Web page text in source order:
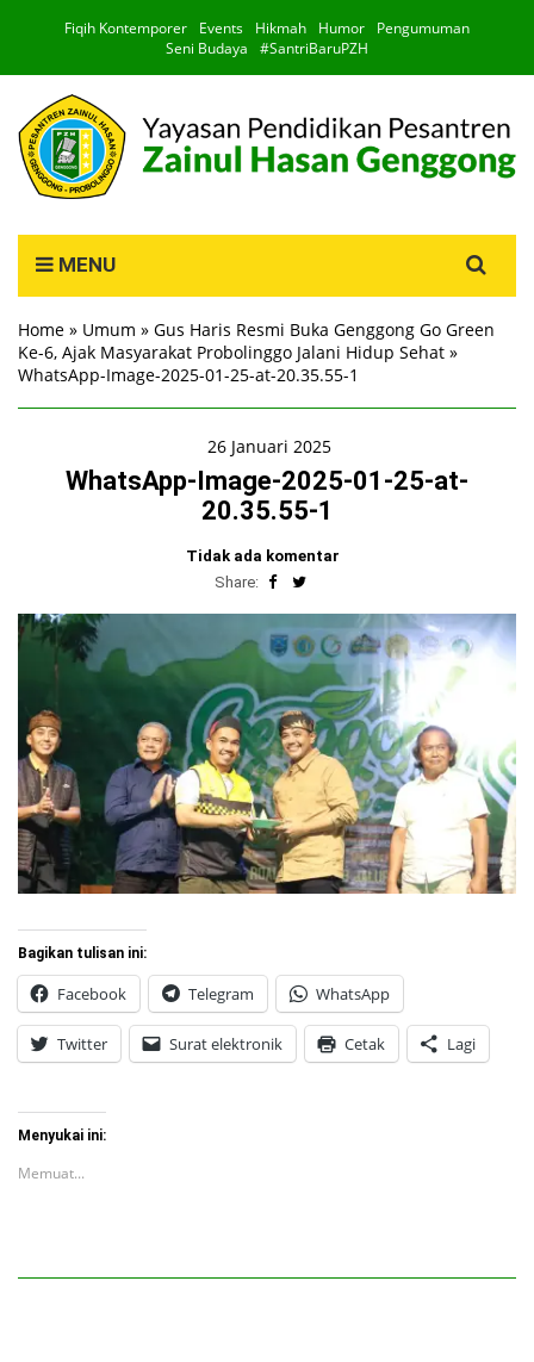
Fiqih Kontemporer Events Hikmah Humor
Pengumuman
Seni Budaya
#SantriBaruPZH
MENU
for:
Home » Umum » Gus Haris Resmi Buka Genggong Go Green
Ke-6, Ajak Masyarakat Probolinggo Jalani Hidup Sehat »
WhatsApp-Image-2025-01-25-at-20.35.55-1
26 Januari 2025
WhatsApp-Image-2025-01-25-at-
20.35.55-1
Tidak ada komentar
Share:
Bagikan tulisan ini:
Facebook Telegram WhatsApp
Twitter Surat elektronik Cetak Lagi
Menyukai ini:
Memuat...